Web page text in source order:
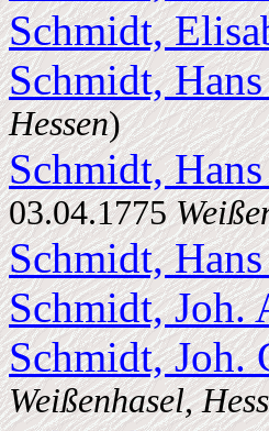
Schmidt,
Schmidt,
Hessen)
Schmidt,
03.04.1775
Schmidt,
Schmidt, Joh.
Schmidt, Joh.
Weißenhasel,